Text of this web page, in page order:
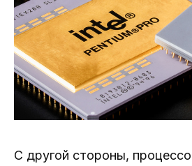
С другой стороны,